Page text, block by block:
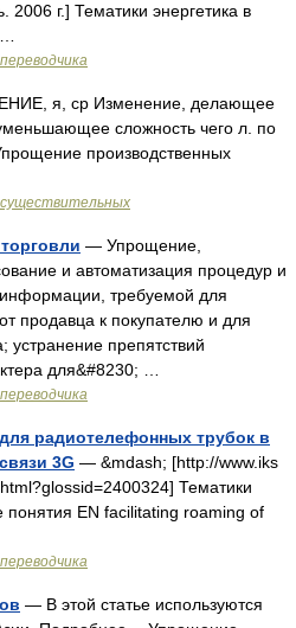
2006 г.] Тематики энергетика в
я, ср Изменение, делающее
сложность чего л. по
производственных
существительных
— Упрощение,
и автоматизация процедур и
требуемой для
продавца к покупателю и для
устранение препятствий
для&#8230; …
радиотелефонных трубок в
3G — &mdash; [http://www.iks
Тематики
понятия EN facilitating roaming of
— В этой статье используются